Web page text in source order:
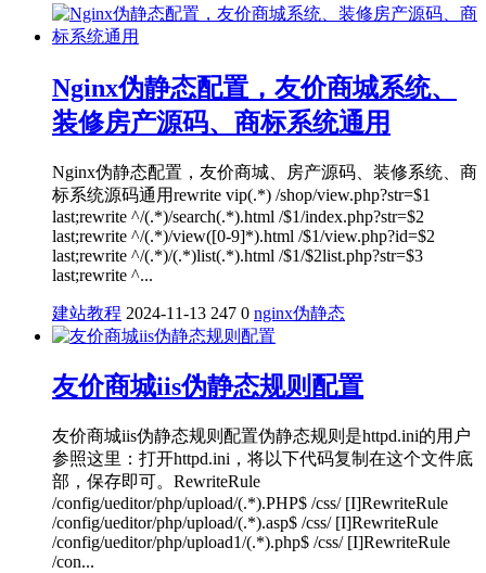
Nginx伪静态配置，友价商城系统、
装修房产源码、商标系统通用
Nginx伪静态配置，友价商城、房产源码、装修系统、商
标系统源码通用rewrite vip(.*) /shop/view.php?str=$1
last;rewrite ^/(.*)/search(.*).html /$1/index.php?str=$2
last;rewrite ^/(.*)/view([0-9]*).html /$1/view.php?id=$2
last;rewrite ^/(.*)/(.*)list(.*).html /$1/$2list.php?str=$3
last;rewrite ^...
建站教程 2024-11-13 247 0 nginx伪静态
友价商城iis伪静态规则配置
友价商城iis伪静态规则配置伪静态规则是httpd.ini的用户
参照这里：打开httpd.ini，将以下代码复制在这个文件底
部，保存即可。RewriteRule
/config/ueditor/php/upload/(.*).PHP$ /css/ [I]RewriteRule
/config/ueditor/php/upload/(.*).asp$ /css/ [I]RewriteRule
/config/ueditor/php/upload1/(.*).php$ /css/ [I]RewriteRule
/con...